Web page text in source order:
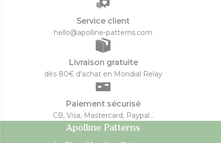
Service client
hello@apolline-patterns.com
Livraison gratuite
dès 80€ d'achat en Mondial Relay
Paiement sécurisé
CB, Visa, Mastercard, Paypal...
Apolline Patterns